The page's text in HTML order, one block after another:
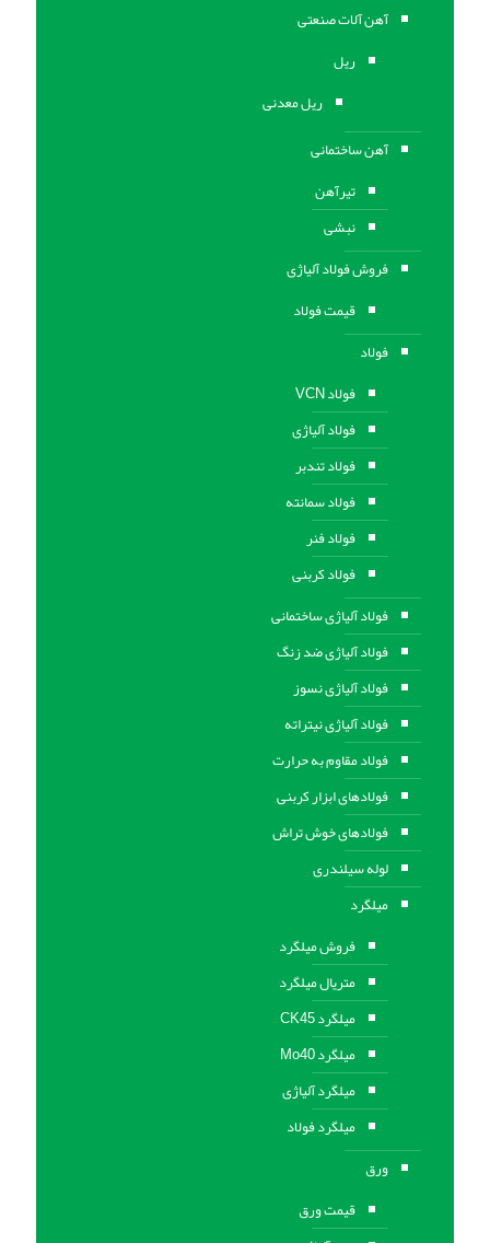
آهن آلات صنعتی
ریل
ریل معدنی
آهن ساختمانی
تیرآهن
نبشی
فروش فولاد آلیاژی
قیمت فولاد
فولاد
فولاد VCN
فولاد آلیاژی
فولاد تندبر
فولاد سمانته
فولاد فنر
فولاد کربنی
فولاد آلیاژی ساختمانی
فولاد آلیاژی ضد زنگ
فولاد آلیاژی نسوز
فولاد آلیاژی نیتراته
فولاد مقاوم به حرارت
فولادهای ابزار کربنی
فولادهای خوش تراش
لوله سیلندری
میلگرد
فروش میلگرد
متریال میلگرد
میلگرد CK45
میلگرد Mo40
میلگرد آلیاژی
میلگرد فولاد
ورق
قیمت ورق